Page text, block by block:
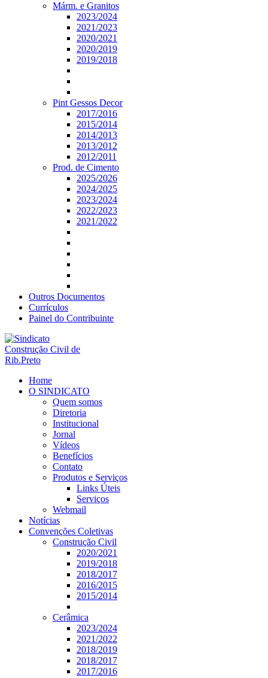
Márm. e Granitos
2023/2024
2021/2023
2020/2021
2020/2019
2019/2018
Pint Gessos Decor
2017/2016
2015/2014
2014/2013
2013/2012
2012/2011
Prod. de Cimento
2025/2026
2024/2025
2023/2024
2022/2023
2021/2022
Outros Documentos
Currículos
Painel do Contribuinte
Home
O SINDICATO
Quem somos
Diretoria
Institucional
Jornal
Vídeos
Benefícios
Contato
Produtos e Serviços
Links Úteis
Serviços
Webmail
Notícias
Convenções Coletivas
Construção Civil
2020/2021
2019/2018
2018/2017
2016/2015
2015/2014
Cerâmica
2023/2024
2021/2022
2018/2019
2018/2017
2017/2016